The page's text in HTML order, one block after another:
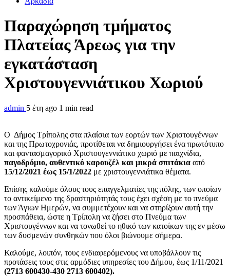
Παραχώρηση τμήματος
Πλατείας Άρεως για την
εγκατάσταση
Χριστουγεννιάτικου Χωριού
admin 5 έτη ago 1 min read
Ο Δήμος Τρίπολης στα πλαίσια των εορτών των Χριστουγέννων
και της Πρωτοχρονιάς, προτίθεται να δημιουργήσει ένα πρωτότυπο
και φαντασμαγορικό Χριστουγεννιάτικο χωριό με παιχνίδια,
παγοδρόμιο, αυθεντικό καρουζέλ και μικρά σπιτάκια από
15/12/2021 έως 15/1/2022 με χριστουγεννιάτικα θέματα.
Επίσης καλούμε όλους τους επαγγελματίες της πόλης, των οποίων
το αντικείμενο της δραστηριότητάς τους έχει σχέση με το πνεύμα
των Άγιων Ημερών, να συμμετέχουν και να στηρίξουν αυτή την
προσπάθεια, ώστε η Τρίπολη να ζήσει στο Πνεύμα των
Χριστουγέννων και να τονωθεί το ηθικό των κατοίκων της εν μέσω
των δυσμενών συνθηκών που όλοι βιώνουμε σήμερα.
Καλούμε, λοιπόν, τους ενδιαφερόμενους να υποβάλλουν τις
προτάσεις τους στις αρμόδιες υπηρεσίες του Δήμου, έως 1/11/2021
(2713 600430-430 2713 600402).